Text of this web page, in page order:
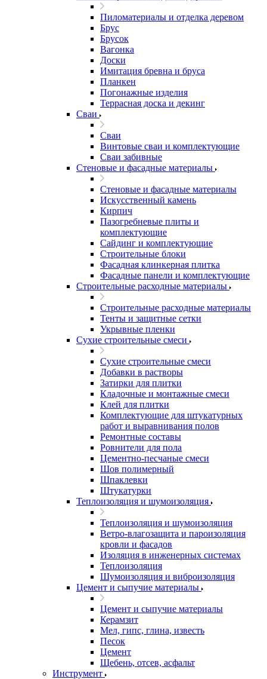
Пиломатериалы и отделка деревом
Брус
Брусок
Вагонка
Доски
Имитация бревна и бруса
Планкен
Погонажные изделия
Террасная доска и декинг
Сваи
Сваи
Винтовые сваи и комплектующие
Сваи забивные
Стеновые и фасадные материалы
Стеновые и фасадные материалы
Искусственный камень
Кирпич
Пазогребневые плиты и
комплектующие
Сайдинг и комплектующие
Строительные блоки
Фасадная клинкерная плитка
Фасадные панели и комплектующие
Строительные расходные материалы
Строительные расходные материалы
Тенты и защитные сетки
Укрывные пленки
Сухие строительные смеси
Сухие строительные смеси
Добавки в растворы
Затирки для плитки
Кладочные и монтажные смеси
Клей для плитки
Комплектующие для штукатурных
работ и выравнивания полов
Ремонтные составы
Ровнители для пола
Цементно-песчаные смеси
Шов полимерный
Шпаклевки
Штукатурки
Теплоизоляция и шумоизоляция
Теплоизоляция и шумоизоляция
Ветро-влагозащита и пароизоляция
кровли и фасадов
Изоляция в инженерных системах
Теплоизоляция
Шумоизоляция и виброизоляция
Цемент и сыпучие материалы
Цемент и сыпучие материалы
Керамзит
Мел, гипс, глина, известь
Песок
Цемент
Щебень, отсев, асфальт
Инструмент